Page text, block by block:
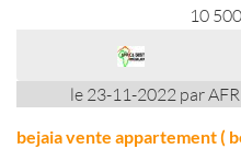
10
le 23-11-2022 par
bejaia vente appartement (